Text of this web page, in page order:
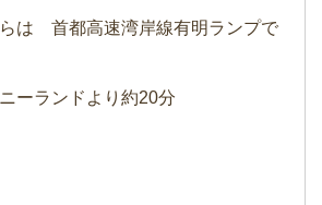
は 首都高速湾岸線有明ランプで
ーランドより約20分